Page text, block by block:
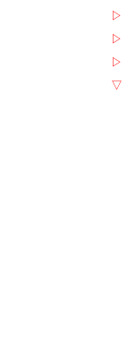
▷
▷
▷
▽